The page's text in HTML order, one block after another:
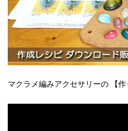
マクラメ編みアクセサリーの 【作